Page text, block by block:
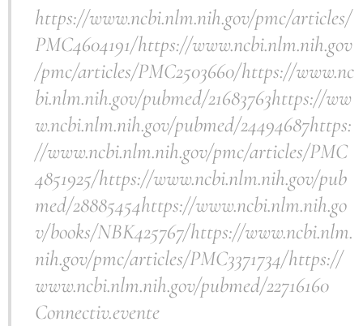
https://www.ncbi.nlm.nih.gov/pmc/articles/
PMC4604191/https://www.ncbi.nlm.nih.gov
/pmc/articles/PMC2503660/https://www.nc
bi.nlm.nih.gov/pubmed/21683763https://ww
w.ncbi.nlm.nih.gov/pubmed/24494687https:
//www.ncbi.nlm.nih.gov/pmc/articles/PMC
4851925/https://www.ncbi.nlm.nih.gov/pub
med/28885454https://www.ncbi.nlm.nih.go
v/books/NBK425767/https://www.ncbi.nlm.
nih.gov/pmc/articles/PMC3371734/https://
www.ncbi.nlm.nih.gov/pubmed/22716160
Connectiv.evente